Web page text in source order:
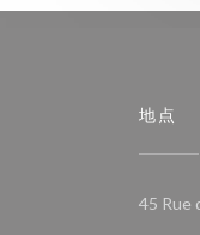
地点
45 Rue